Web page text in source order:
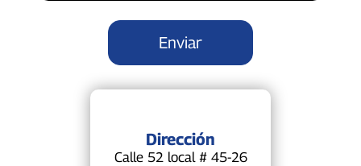
Dirección
Calle 52 local # 45-26